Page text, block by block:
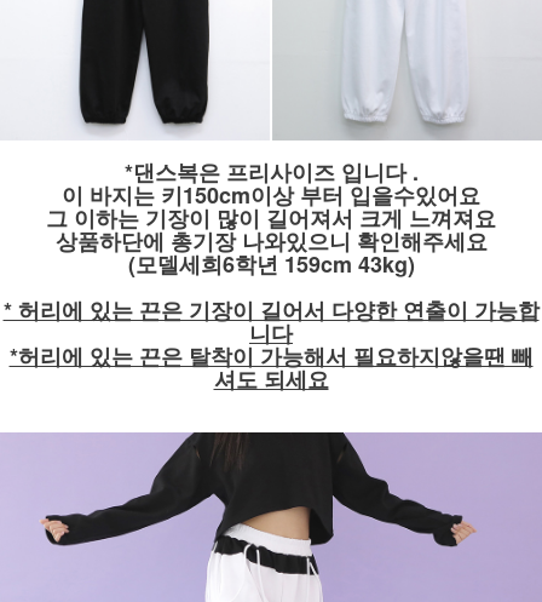
*댄스복은 프리사이즈 입니다 .
이 바지는 키150cm이상 부터 입을수있어요
그 이하는 기장이 많이 길어져서 크게 느껴져요
상품하단에 총기장 나와있으니 확인해주세요
(모델세희6학년 159cm 43kg)
* 허리에 있는 끈은 기장이 길어서 다양한 연출이 가능합
니다
*허리에 있는 끈은 탈착이 가능해서 필요하지않을땐 빼
셔도 되세요